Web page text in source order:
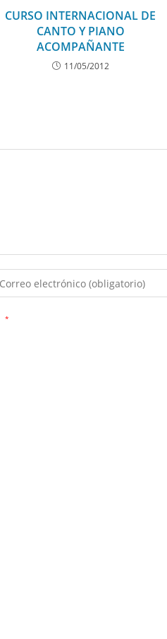
CURSO INTERNACIONAL DE
CANTO Y PIANO
ACOMPAÑANTE
11/05/2012
*